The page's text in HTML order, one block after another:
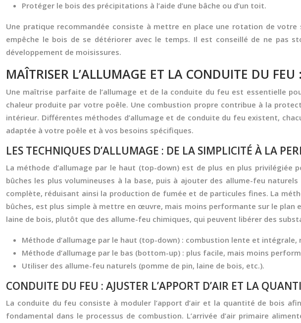
Protéger le bois des précipitations à l’aide d’une bâche ou d’un toit.
Une pratique recommandée consiste à mettre en place une rotation de
empêche le bois de se détériorer avec le temps. Il est conseillé de ne pas
développement de moisissures.
MAÎTRISER L’ALLUMAGE ET LA CONDUITE DU FEU
Une maîtrise parfaite de l’allumage et de la conduite du feu est essentielle
chaleur produite par votre poêle. Une combustion propre contribue à la
intérieur. Différentes méthodes d’allumage et de conduite du feu existent,
adaptée à votre poêle et à vos besoins spécifiques.
LES TECHNIQUES D’ALLUMAGE : DE LA SIMPLICITÉ À LA
La méthode d’allumage par le haut (top-down) est de plus en plus
bûches les plus volumineuses à la base, puis à ajouter des allume-feu
complète, réduisant ainsi la production de fumée et de particules fines. La
bûches, est plus simple à mettre en œuvre, mais moins performante sur le
laine de bois, plutôt que des allume-feu chimiques, qui peuvent libérer des
Méthode d’allumage par le haut (top-down) : combustion lente et intégrale,
Méthode d’allumage par le bas (bottom-up) : plus facile, mais moins
Utiliser des allume-feu naturels (pomme de pin, laine de bois, etc.).
CONDUITE DU FEU : AJUSTER L’APPORT D’AIR ET LA
La conduite du feu consiste à moduler l’apport d’air et la quantité de bois
fondamental dans le processus de combustion. L’arrivée d’air primaire